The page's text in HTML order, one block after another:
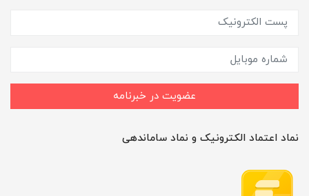
عضویت در خبرنامه
نماد اعتماد الکترونیک و نماد ساماندهی